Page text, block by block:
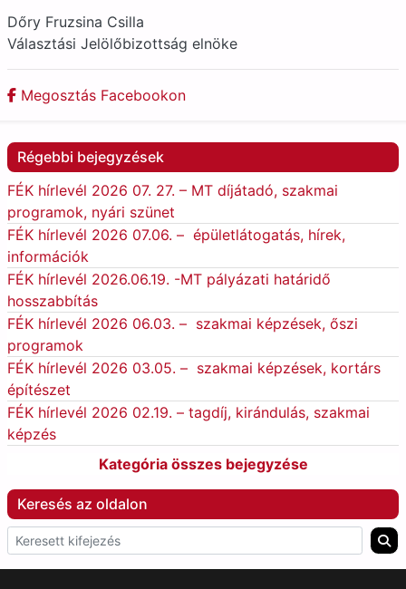
Dőry Fruzsina Csilla
Választási Jelölőbizottság elnöke
Megosztás Facebookon
Régebbi bejegyzések
FÉK hírlevél 2026 07. 27. – MT díjátadó, szakmai
programok, nyári szünet
FÉK hírlevél 2026 07.06. – épületlátogatás, hírek,
információk
FÉK hírlevél 2026.06.19. -MT pályázati határidő
hosszabbítás
FÉK hírlevél 2026 06.03. – szakmai képzések, őszi
programok
FÉK hírlevél 2026 03.05. – szakmai képzések, kortárs
építészet
FÉK hírlevél 2026 02.19. – tagdíj, kirándulás, szakmai
képzés
Kategória összes bejegyzése
Keresés az oldalon